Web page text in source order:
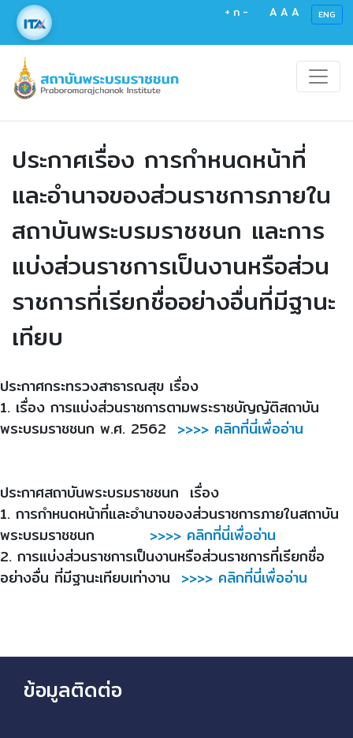
+ ก - A A A ENG
ประกาศเรื่อง การกำหนดหน้าที่
และอำนาจของส่วนราชการภายใน
สถาบันพระบรมราชชนก และการ
แบ่งส่วนราชการเป็นงานหรือส่วน
ราชการที่เรียกชื่ออย่างอื่นที่มีฐานะ
เทียบ
ประกาศกระทรวงสาธารณสุข เรื่อง
1. เรื่อง การแบ่งส่วนราชการตามพระราชบัญญัติสถาบัน
พระบรมราชชนก พ.ศ. 2562 >>>> คลิกที่นี่เพื่ออ่าน
ประกาศสถาบันพระบรมราชชนก เรื่อง
1. การกำหนดหน้าที่และอำนาจของส่วนราชการภายในสถาบัน
พระบรมราชชนก >>>> คลิกที่นี่เพื่ออ่าน
2. การแบ่งส่วนราชการเป็นงานหรือส่วนราชการที่เรียกชื่อ
อย่างอื่น ที่มีฐานะเทียบเท่างาน >>>> คลิกที่นี่เพื่ออ่าน
ข้อมูลติดต่อ